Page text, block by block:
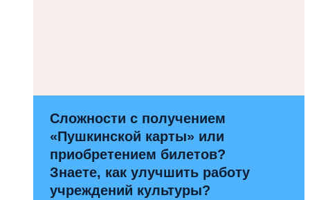
Сложности с получением
«Пушкинской карты» или
приобретением билетов?
Знаете, как улучшить работу
учреждений культуры?